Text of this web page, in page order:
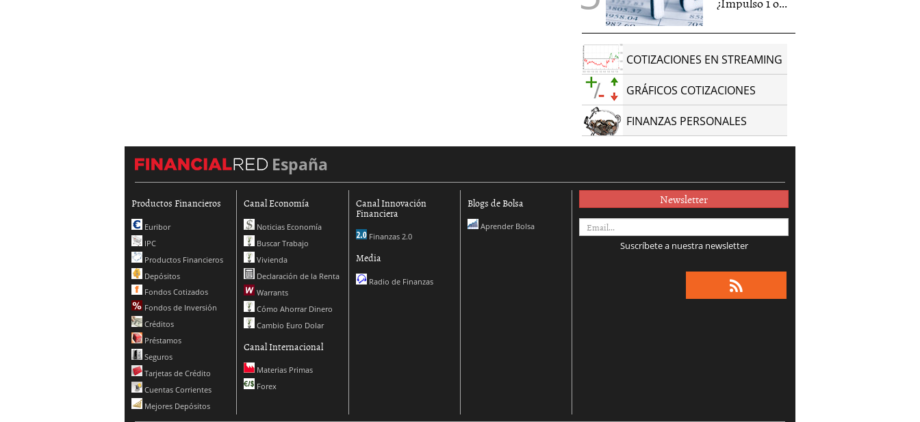
COTIZACIONES EN STREAMING
GRÁFICOS COTIZACIONES
FINANZAS PERSONALES
España
Productos Financieros
Euribor
IPC
Productos Financieros
Depósitos
Fondos Cotizados
Fondos de Inversión
Créditos
Préstamos
Seguros
Tarjetas de Crédito
Cuentas Corrientes
Mejores Depósitos
Canal Economía
Noticias Economía
Buscar Trabajo
Vivienda
Declaración de la Renta
Warrants
Cómo Ahorrar Dinero
Cambio Euro Dolar
Canal Internacional
Materias Primas
Forex
Canal Innovación
Financiera
Finanzas 2.0
Media
Radio de Finanzas
Blogs de Bolsa
Aprender Bolsa
Newsletter
Suscríbete a nuestra newsletter